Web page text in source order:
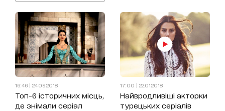
16:46 | 24.09.2018
Топ-6 історичних місць,
де знімали серіал
17:00 | 22.01.2018
Найвродливіші акторки
турецьких серіалів